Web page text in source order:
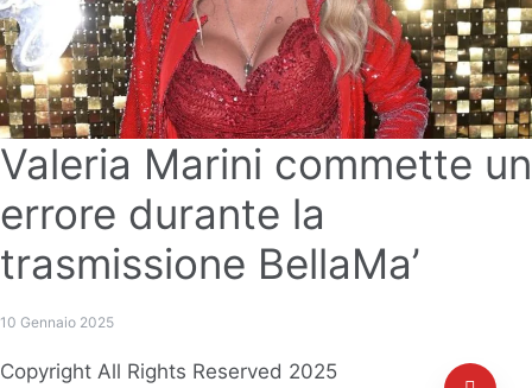
Valeria Marini commette un
errore durante la
trasmissione BellaMa’
10 Gennaio 2025
Copyright All Rights Reserved 2025